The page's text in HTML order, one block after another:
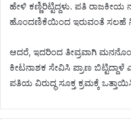
ಹೇಳಿ ಕಣ್ಣಿರಿಟ್ಟಿದ್ದಳು. ಪತಿ
ಹೊಂದಣಿಕೆಯಿಂದ ಇರುವಂತೆ ಸಲಹೆ
ಆದರೆ, ಇದರಿಂದ ತೀವ್ರವಾಗಿ
ಕೀಟನಾಶಕ ಸೇವಿಸಿ ಪ್ರಾಣ ಬಿಟ್ಟಿದ್ದಾಳೆ
ಪತಿಯ ವಿರುದ್ಧ ಸೂಕ್ತ ಕ್ರಮಕ್ಕೆ